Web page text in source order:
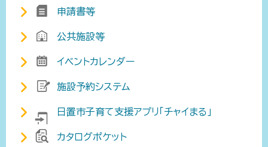
申請書等
公共施設等
イベントカレンダー
施設予約システム
日置市子育て支援アプリ「チャイまる」
カタログポケット